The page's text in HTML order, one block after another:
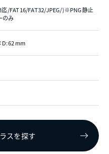
迄/FAT16/FAT32/JPEG/)※PNG静止
のみ
mm
スを探す